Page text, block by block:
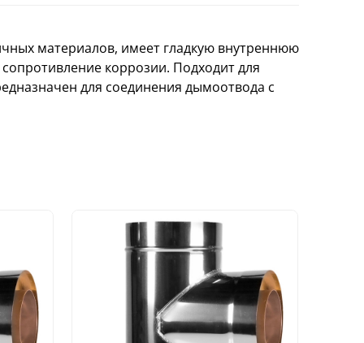
материалов, имеет гладкую внутреннюю
коррозии. Подходит для
для соединения дымоотвода с